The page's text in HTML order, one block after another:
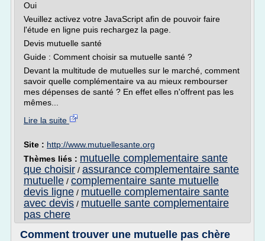
Oui
Veuillez activez votre JavaScript afin de pouvoir faire
l'étude en ligne puis rechargez la page.
Devis mutuelle santé
Guide : Comment choisir sa mutuelle santé ?
Devant la multitude de mutuelles sur le marché, comment
savoir quelle complémentaire va au mieux rembourser
mes dépenses de santé ? En effet elles n'offrent pas les
mêmes...
Lire la suite
Site : http://www.mutuellesante.org
Thèmes liés : mutuelle complementaire sante
que choisir / assurance complementaire sante
mutuelle / complementaire sante mutuelle
devis ligne / mutuelle complementaire sante
avec devis / mutuelle sante complementaire
pas chere
Comment trouver une mutuelle pas chère